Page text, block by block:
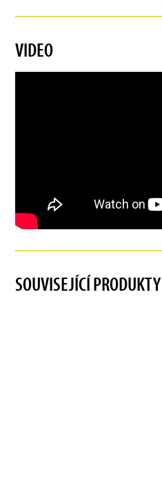
VIDEO
SOUVISEJÍCÍ PRODUKTY